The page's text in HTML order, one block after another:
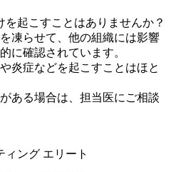
起こすことはありませんか？
凍らせて、他の組織には影響
に確認されています。
炎症などを起こすことはほと
ある場合は、担当医にご相談